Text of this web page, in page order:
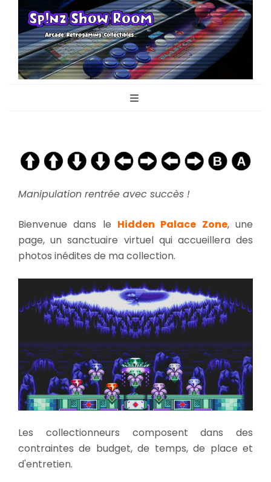
Sp!nz Show
Room
Manipulation rentrée avec succès !
Bienvenue dans le Hidden Palace Zone, une
page, un sanctuaire virtuel qui accueillera des
photos inédites de ma collection.
Les collectionneurs composent dans des
contraintes de budget, de temps, de place et
d'entretien.